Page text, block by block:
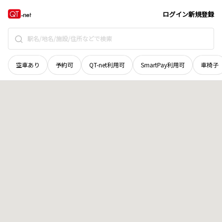
ログイン新規登録
空車あり 予約可 QT-net利用可 SmartPay利用可 車椅子
北海道